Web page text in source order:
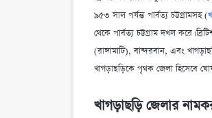
৯৫৩ সাল পর্যন্ত পার্বত্য চট্টগ্রামসহ (
থেকে পার্বত্য চট্টগ্রাম দখল করে।
(রাঙ্গামাটি), বান্দরবান, এবং
খাগড়াছড়িকে পৃথক জেলা হিসেবে
খাগড়াছড়ি জেলার